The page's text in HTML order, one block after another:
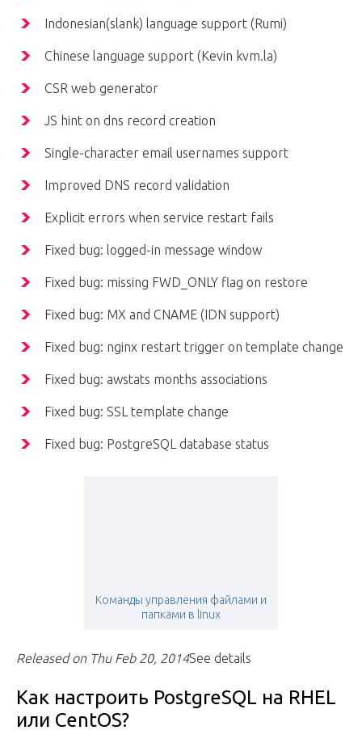
Indonesian(slank) language support (Rumi)
Chinese language support (Kevin kvm.la)
CSR web generator
JS hint on dns record creation
Single-character email usernames support
Improved DNS record validation
Explicit errors when service restart fails
Fixed bug: logged-in message window
Fixed bug: missing FWD_ONLY flag on restore
Fixed bug: MX and CNAME (IDN support)
Fixed bug: nginx restart trigger on template change
Fixed bug: awstats months associations
Fixed bug: SSL template change
Fixed bug: PostgreSQL database status
Команды управления файлами и
папками в linux
Released on Thu Feb 20, 2014See details
Как настроить PostgreSQL на RHEL
или CentOS?